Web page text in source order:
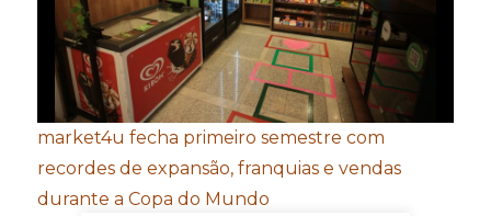
market4u fecha primeiro semestre com
recordes de expansão, franquias e vendas
durante a Copa do Mundo